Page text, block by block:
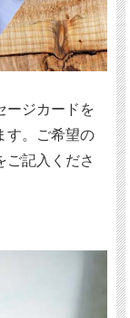
ージカードを
す。ご希望の
ご記入くださ